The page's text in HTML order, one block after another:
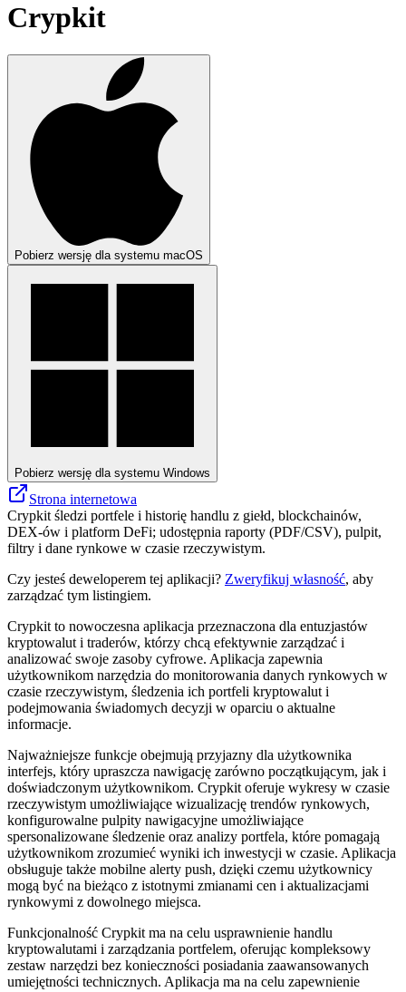
Crypkit
Pobierz wersję dla systemu macOS
Pobierz wersję dla systemu Windows
Strona internetowa
Crypkit śledzi portfele i historię handlu z giełd, blockchainów,
DEX-ów i platform DeFi; udostępnia raporty (PDF/CSV), pulpit,
filtry i dane rynkowe w czasie rzeczywistym.
Czy jesteś deweloperem tej aplikacji? Zweryfikuj własność, aby
zarządzać tym listingiem.
Crypkit to nowoczesna aplikacja przeznaczona dla entuzjastów
kryptowalut i traderów, którzy chcą efektywnie zarządzać i
analizować swoje zasoby cyfrowe. Aplikacja zapewnia
użytkownikom narzędzia do monitorowania danych rynkowych w
czasie rzeczywistym, śledzenia ich portfeli kryptowalut i
podejmowania świadomych decyzji w oparciu o aktualne
informacje.
Najważniejsze funkcje obejmują przyjazny dla użytkownika
interfejs, który upraszcza nawigację zarówno początkującym, jak i
doświadczonym użytkownikom. Crypkit oferuje wykresy w czasie
rzeczywistym umożliwiające wizualizację trendów rynkowych,
konfigurowalne pulpity nawigacyjne umożliwiające
spersonalizowane śledzenie oraz analizy portfela, które pomagają
użytkownikom zrozumieć wyniki ich inwestycji w czasie. Aplikacja
obsługuje także mobilne alerty push, dzięki czemu użytkownicy
mogą być na bieżąco z istotnymi zmianami cen i aktualizacjami
rynkowymi z dowolnego miejsca.
Funkcjonalność Crypkit ma na celu usprawnienie handlu
kryptowalutami i zarządzania portfelem, oferując kompleksowy
zestaw narzędzi bez konieczności posiadania zaawansowanych
umiejętności technicznych. Aplikacja ma na celu zapewnienie